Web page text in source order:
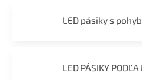
LED pásiky s
LED PÁSIKY